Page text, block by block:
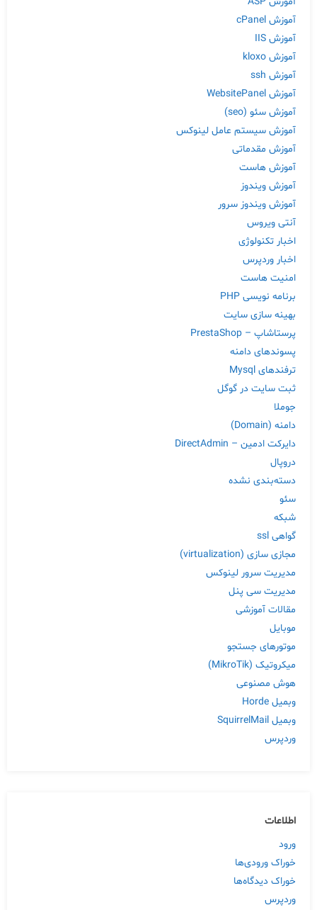
آموزش cPanel
آموزش IIS
آموزش kloxo
آموزش ssh
آموزش WebsitePanel
آموزش سئو (seo)
آموزش سیستم عامل لینوکس
آموزش مقدماتی
آموزش هاست
آموزش ویندوز
آموزش ویندوز سرور
آنتی ویروس
اخبار تکنولوژی
اخبار وردپرس
امنیت هاست
برنامه نویسی PHP
بهینه سازی سایت
پرستاشاپ – PrestaShop
پسوندهای دامنه
ترفندهای Mysql
ثبت سایت در گوگل
جوملا
دامنه (Domain)
دایرکت ادمین – DirectAdmin
دروپال
دسته‌بندی نشده
سئو
شبکه
گواهی ssl
مجازی سازی (virtualization)
مدیریت سرور لینوکس
مدیریت سی پنل
مقالات آموزشی
موبایل
موتورهای جستجو
میکروتیک (MikroTik)
هوش مصنوعی
وبمیل Horde
وبمیل SquirrelMail
وردپرس
اطلاعات
ورود
خوراک ورودی‌ها
خوراک دیدگاه‌ها
وردپرس